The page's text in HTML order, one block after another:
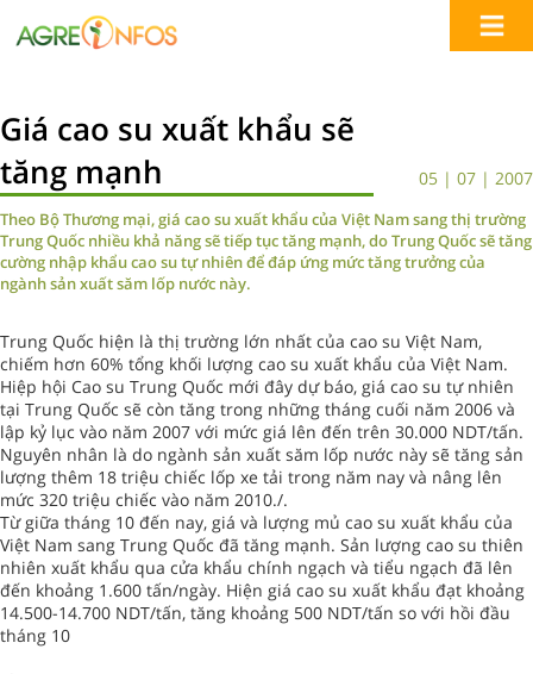
Giá cao su xuất khẩu sẽ
tăng mạnh
05 | 07 | 2007
Theo Bộ Thương mại, giá cao su xuất khẩu của Việt Nam sang thị trường
Trung Quốc nhiều khả năng sẽ tiếp tục tăng mạnh, do Trung Quốc sẽ tăng
cường nhập khẩu cao su tự nhiên để đáp ứng mức tăng trưởng của
ngành sản xuất săm lốp nước này.
Trung Quốc hiện là thị trường lớn nhất của cao su Việt Nam,
chiếm hơn 60% tổng khối lượng cao su xuất khẩu của Việt Nam.
Hiệp hội Cao su Trung Quốc mới đây dự báo, giá cao su tự nhiên
tại Trung Quốc sẽ còn tăng trong những tháng cuối năm 2006 và
lập kỷ lục vào năm 2007 với mức giá lên đến trên 30.000 NDT/tấn.
Nguyên nhân là do ngành sản xuất săm lốp nước này sẽ tăng sản
lượng thêm 18 triệu chiếc lốp xe tải trong năm nay và nâng lên
mức 320 triệu chiếc vào năm 2010./.
Từ giữa tháng 10 đến nay, giá và lượng mủ cao su xuất khẩu của
Việt Nam sang Trung Quốc đã tăng mạnh. Sản lượng cao su thiên
nhiên xuất khẩu qua cửa khẩu chính ngạch và tiểu ngạch đã lên
đến khoảng 1.600 tấn/ngày. Hiện giá cao su xuất khẩu đạt khoảng
14.500-14.700 NDT/tấn, tăng khoảng 500 NDT/tấn so với hồi đầu
tháng 10